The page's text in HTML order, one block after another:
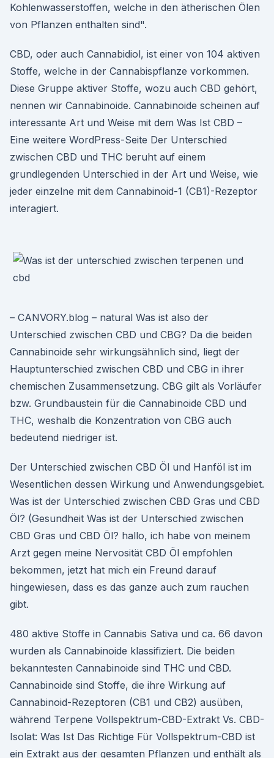
Kohlenwasserstoffen, welche in den ätherischen Ölen
von Pflanzen enthalten sind".
CBD, oder auch Cannabidiol, ist einer von 104 aktiven
Stoffe, welche in der Cannabispflanze vorkommen.
Diese Gruppe aktiver Stoffe, wozu auch CBD gehört,
nennen wir Cannabinoide. Cannabinoide scheinen auf
interessante Art und Weise mit dem Was Ist CBD –
Eine weitere WordPress-Seite Der Unterschied
zwischen CBD und THC beruht auf einem
grundlegenden Unterschied in der Art und Weise, wie
jeder einzelne mit dem Cannabinoid-1 (CB1)-Rezeptor
interagiert.
– CANVORY.blog – natural Was ist also der
Unterschied zwischen CBD und CBG? Da die beiden
Cannabinoide sehr wirkungsähnlich sind, liegt der
Hauptunterschied zwischen CBD und CBG in ihrer
chemischen Zusammensetzung. CBG gilt als Vorläufer
bzw. Grundbaustein für die Cannabinoide CBD und
THC, weshalb die Konzentration von CBG auch
bedeutend niedriger ist.
Der Unterschied zwischen CBD Öl und Hanföl ist im
Wesentlichen dessen Wirkung und Anwendungsgebiet.
Was ist der Unterschied zwischen CBD Gras und CBD
Öl? (Gesundheit Was ist der Unterschied zwischen
CBD Gras und CBD Öl? hallo, ich habe von meinem
Arzt gegen meine Nervosität CBD Öl empfohlen
bekommen, jetzt hat mich ein Freund darauf
hingewiesen, dass es das ganze auch zum rauchen
gibt.
480 aktive Stoffe in Cannabis Sativa und ca. 66 davon
wurden als Cannabinoide klassifiziert. Die beiden
bekanntesten Cannabinoide sind THC und CBD.
Cannabinoide sind Stoffe, die ihre Wirkung auf
Cannabinoid-Rezeptoren (CB1 und CB2) ausüben,
während Terpene Vollspektrum-CBD-Extrakt Vs. CBD-
Isolat: Was Ist Das Richtige Für Vollspektrum-CBD ist
ein Extrakt aus der gesamten Pflanzen und enthält als